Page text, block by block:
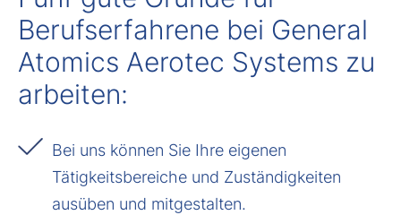
Berufserfahrene bei General
Atomics Aerotec Systems zu
arbeiten:
Bei uns können Sie Ihre eigenen
Tätigkeitsbereiche und Zuständigkeiten
ausüben und mitgestalten.